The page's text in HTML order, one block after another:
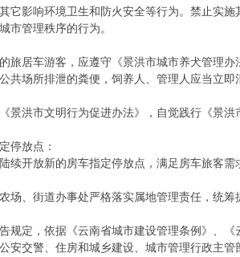
它影响环境卫生和防火安全等行为。禁止实
市管理秩序的行为。
旅居车游客，应遵守《景洪市城市养犬管理
共场所排泄的粪便，饲养人、管理人应当立即
景洪市文明行为促进办法》，自觉践行《景洪
停放点：
续开放新的房车指定停放点，满足房车旅客需
场、街道办事处严格落实属地管理责任，统筹
规定，依据《云南省城市建设管理条例》、
安交警、住房和城乡建设、城市管理行政主